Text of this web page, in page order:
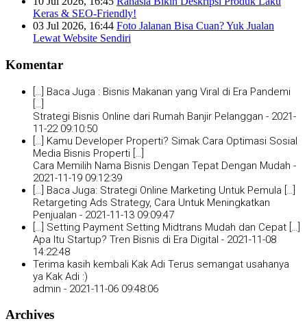
Keras & SEO-Friendly!
03 Jul 2026, 16:44 Foto Jalanan Bisa Cuan? Yuk Jualan
Lewat Website Sendiri
Komentar
[…] Baca Juga : Bisnis Makanan yang Viral di Era Pandemi
Strategi Bisnis Online dari Rumah Banjir Pelanggan - 2021-
11-22 09:10:50
[…] Kamu Developer Properti? Simak Cara Optimasi Sosial
Media Bisnis Properti […]
Cara Memilih Nama Bisnis Dengan Tepat Dengan Mudah -
2021-11-19 09:12:39
[…] Baca Juga: Strategi Online Marketing Untuk Pemula […]
Retargeting Ads Strategy, Cara Untuk Meningkatkan
Penjualan - 2021-11-13 09:09:47
[…] Setting Payment Setting Midtrans Mudah dan Cepat […]
Apa Itu Startup? Tren Bisnis di Era Digital - 2021-11-08
14:22:48
Terima kasih kembali Kak Adi Terus semangat usahanya
ya Kak Adi :)
admin - 2021-11-06 09:48:06
Archives